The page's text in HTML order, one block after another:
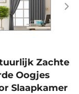
Zachte
Oogjes
Slaapkamer